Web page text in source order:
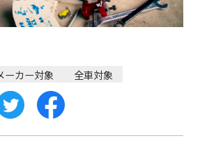
ーカー対象 全車対象